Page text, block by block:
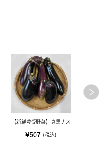
【新鮮豊受野菜】真黒ナス
¥507 (税込)